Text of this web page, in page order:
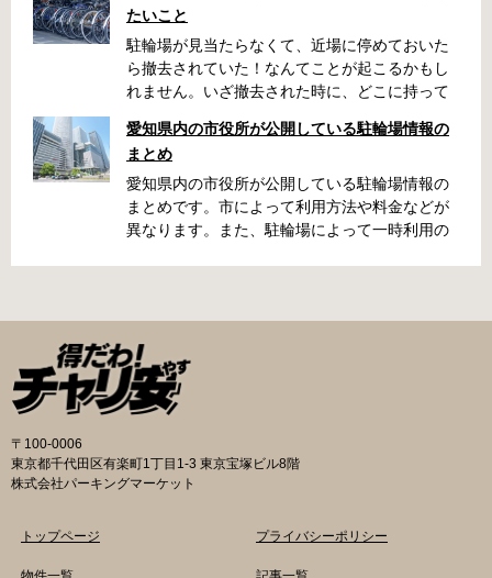
たいこと
駐輪場が見当たらなくて、近場に停めておいた
ら撤去されていた！なんてことが起こるかもし
れません。いざ撤去された時に、どこに持って
名古屋周辺で自転車が撤去された時に知ってお
くと便利な情報をまとめました。 一宮市で撤去
された場合 一宮市役所 一宮駅・自転車一時保管
所 住所 一宮市栄4丁目6-11 電話 0586-71-7100
最寄駅 JR東海道本線尾張一宮駅より 徒歩4分 返
千種区吹上1丁目(若宮大通内) 電話 052-731-
8544 最寄駅 市バス「千早」下車、花田公園北
名古屋高速高架下より 徒歩2分 返還の際に必要
な書類 返還料 3,500円 自転車の鍵 身分証明証
印鑑 名古屋市HPはこちら 豊田市で撤去された
市朝日ケ丘6丁目74 電話 0565-34-5200 最寄駅
愛知環状鉄道線新上挙母駅より 徒歩15分 返還
放置自転車等引取通知書（郵送されている場
愛知県内の市役所が公開している駐輪場情報の
まとめ
愛知県内の市役所が公開している駐輪場情報の
まとめです。市によって利用方法や料金などが
異なります。また、駐輪場によって一時利用の
の自転車駐輪場 利用方法 利用登録申請書の提出
詳しくは直接管理事務所へお尋ねください。 利
用料金 登録手数料 不要です。 定期利用料金 一
般：2,500円／月 大学生等：1,700円／月 高校
生以下：1,500円／月 一部の方は全額免除とな
障害者手帳をお持ちの方…等） 詳しくは、市役
所にお問い合わせください。 一時利用料金 1日
はこちら 一宮市の自転車駐輪場 利用方法 利用
〒100-0006
東京都千代田区有楽町1丁目1-3 東京宝塚ビル8階
株式会社パーキングマーケット
トップページ プライバシーポリシー